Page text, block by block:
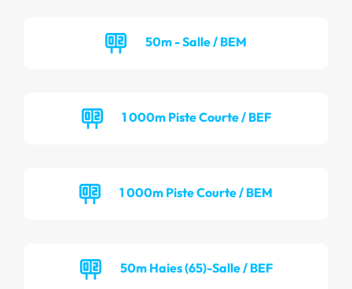
50m - Salle / BEM
1 000m Piste Courte / BEF
1 000m Piste Courte / BEM
50m Haies (65)-Salle / BEF